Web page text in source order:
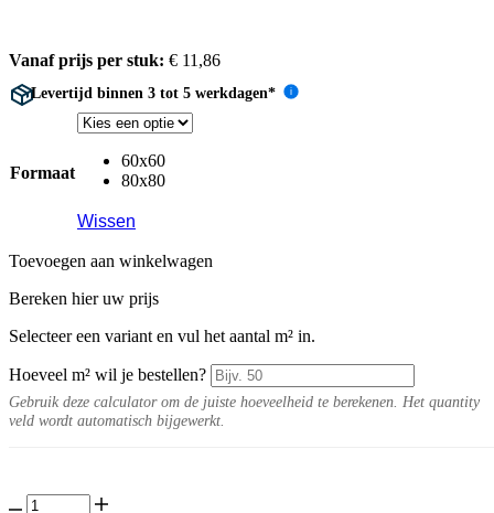
Vanaf prijs per stuk: € 11,86
Levertijd binnen 3 tot 5 werkdagen* i
Formaat
60x60
80x80
Wissen
Toevoegen aan winkelwagen
Bereken hier uw prijs
Selecteer een variant en vul het aantal m² in.
Hoeveel m² wil je bestellen?
Gebruik deze calculator om de juiste hoeveelheid te berekenen. Het quantity
veld wordt automatisch bijgewerkt.
Luxe